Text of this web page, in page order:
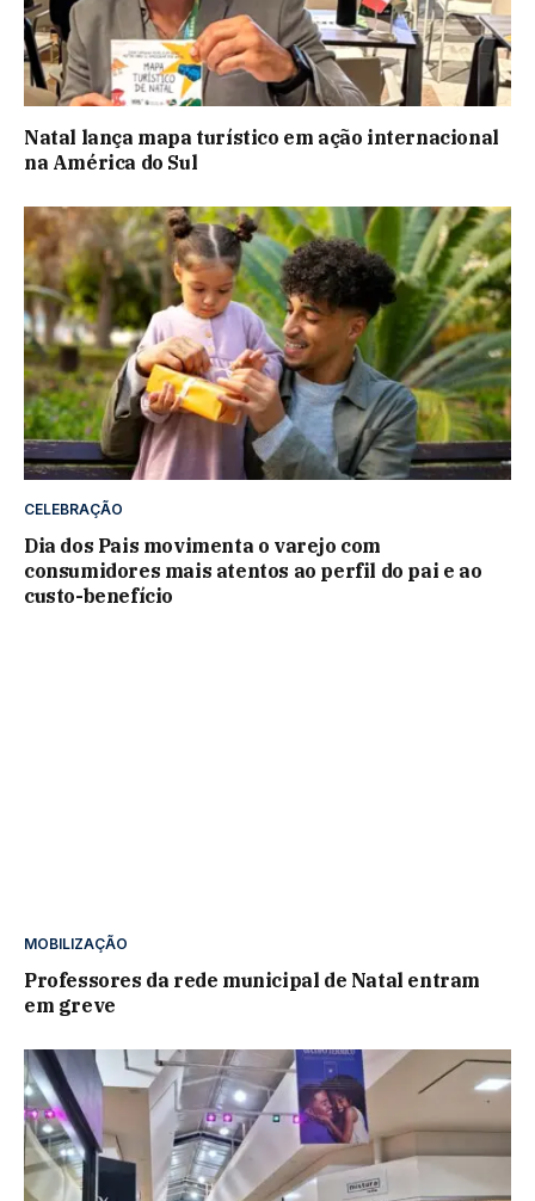
Natal lança mapa turístico em ação internacional
na América do Sul
CELEBRAÇÃO
Dia dos Pais movimenta o varejo com
consumidores mais atentos ao perfil do pai e ao
custo-benefício
MOBILIZAÇÃO
Professores da rede municipal de Natal entram
em greve